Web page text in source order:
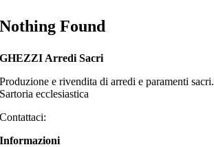
Nothing Found
GHEZZI Arredi Sacri
Produzione e rivendita di arredi e paramenti sacri.
Sartoria ecclesiastica
Contattaci:
Informazioni